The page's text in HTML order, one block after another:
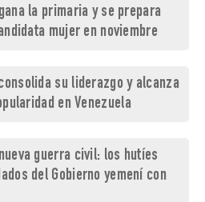
la primaria y se prepara
mujer en noviembre
su liderazgo y alcanza
en Venezuela
guerra civil: los hutíes
del Gobierno yemení con